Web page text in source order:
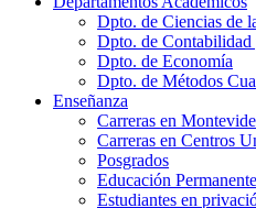
Dpto. de Ciencias de
Dpto. de Contabilidad
Dpto. de Economía
Dpto. de Métodos
Enseñanza
Carreras en
Carreras en Centros
Posgrados
Educación Permanente
Estudiantes en